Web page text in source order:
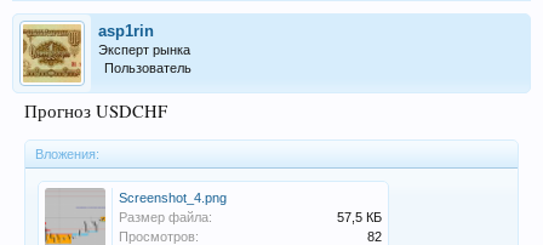
asp1rin
Эксперт рынка
Пользователь
Прогноз USDCHF
Вложения:
Screenshot_4.png
Размер файла:
57,5 КБ
Просмотров:
82